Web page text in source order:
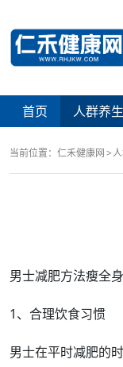
首页 人群养生
当前位置： 仁禾健康网
男士减肥方法瘦全身
1、合理饮食习惯
男士在平时减肥的